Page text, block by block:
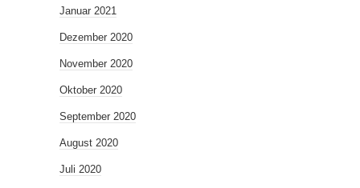
Januar 2021
Dezember 2020
November 2020
Oktober 2020
September 2020
August 2020
Juli 2020